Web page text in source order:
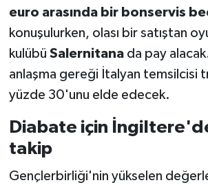
euro arasında bir bonservis
konuşulurken, olası bir satıştan
kulübü Salernitanada pay alacak.
anlaşma gereği İtalyan temsilcisi
yüzde 30'unu elde edecek.
Diabate için
takip
Gençlerbirliği'nin yükselen